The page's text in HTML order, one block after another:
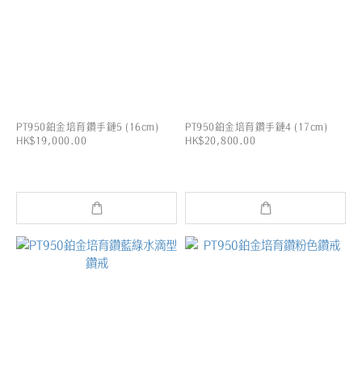
PT950鉑金培育鑽手鏈5 (16cm)
HK$19,000.00
PT950鉑金培育鑽手鏈4 (17cm)
HK$20,800.00